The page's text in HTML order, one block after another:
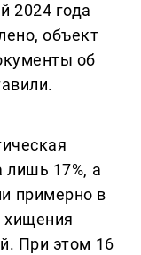
2024 года
объект
об
лишь 17%, а
примерно в
хищения
При этом 16